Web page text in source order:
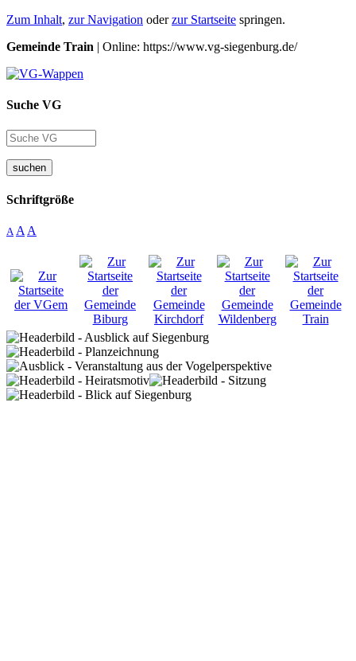
Zum Inhalt, zur Navigation oderzur Startseite springen.
Gemeinde Train | Online: https://www.vg-siegenburg.de/
Suche VG
suchen
Schriftgröße
A A A